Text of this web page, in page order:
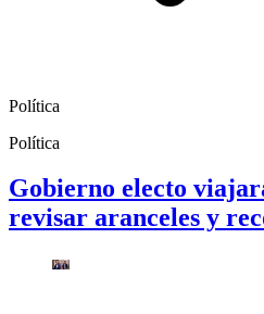
Política
Política
Gobierno electo
revisar aranceles y